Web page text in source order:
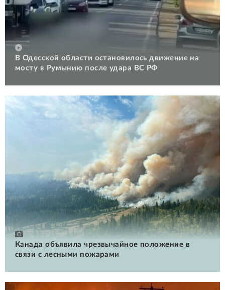
В Одесской области остановилось движение на
мосту в Румынию после удара ВС РФ
Канада объявила чрезвычайное положение в
связи с лесными пожарами